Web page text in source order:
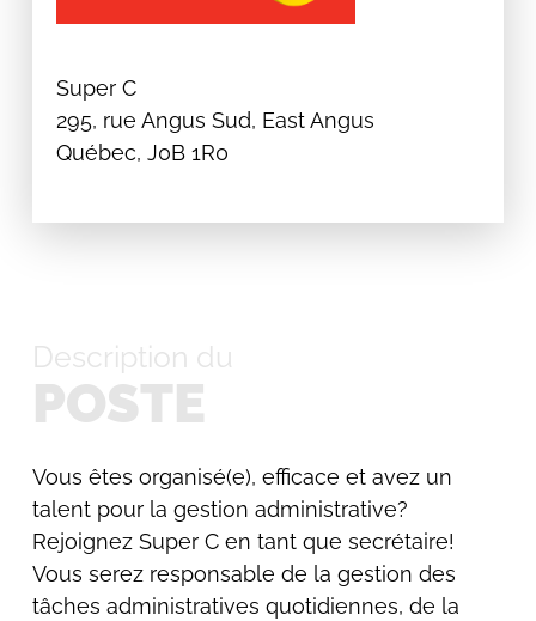
Super C
295, rue Angus Sud, East Angus
Québec, J0B 1R0
Description du
POSTE
Vous êtes organisé(e), efficace et avez un
talent pour la gestion administrative?
Rejoignez Super C en tant que secrétaire!
Vous serez responsable de la gestion des
tâches administratives quotidiennes, de la